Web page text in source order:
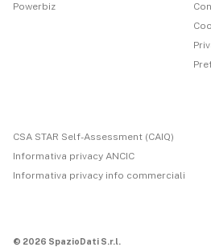
Powerbiz
CSA STAR Self-Assessment (CAIQ)
Informativa privacy ANCIC
Informativa privacy info commerciali
© 2026 SpazioDati S.r.l.